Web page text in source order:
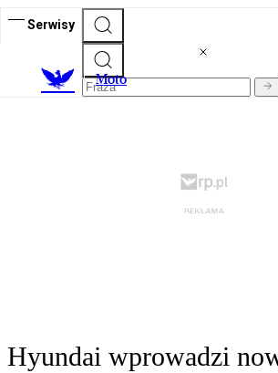
Serwisy
Moto
Hyundai wprowadzi